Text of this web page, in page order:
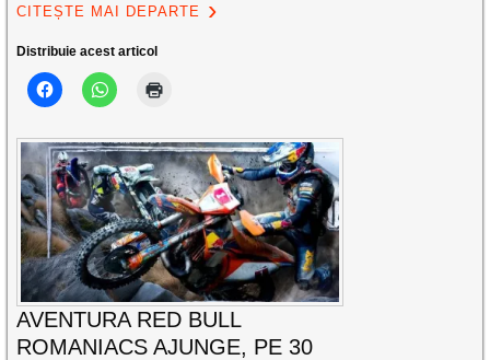
CITEȘTE MAI DEPARTE
Distribuie acest articol
AVENTURA RED BULL
ROMANIACS AJUNGE, PE 30